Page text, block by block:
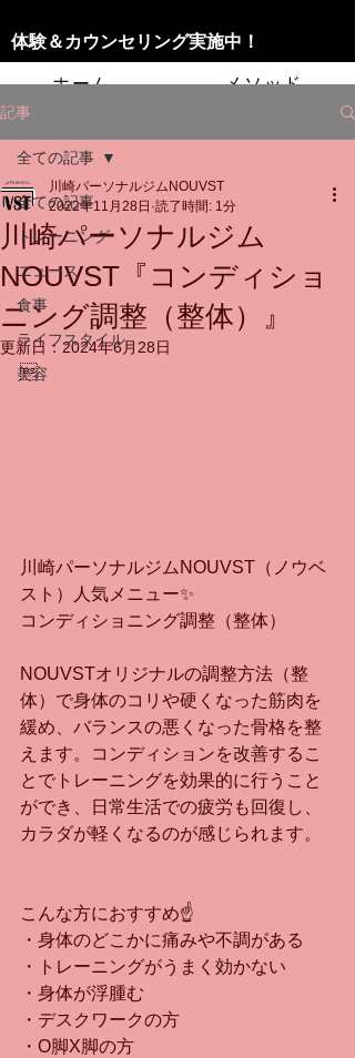
​​​体験＆カウンセリング実施中！
ホーム メソッド
トレーニングの流れ 施設
スタッフ よくある質問 料金
お問い合わせ
記事
全ての記事
トレーニング
ニュース
食事
ライフスタイル
美容
全ての記事
川崎パーソナルジム
NOUVST『コンディショ
ニング調整（整体）』
川崎パーソナルジムNOUVST
2022年11月28日 読了時間: 1分
更新日： 2024年6月28日

川崎パーソナルジムNOUVST（ノウベ
スト）人気メニュー✨
コンディショニング調整（整体）
NOUVSTオリジナルの調整方法（整
体）で身体のコリや硬くなった筋肉を
緩め、バランスの悪くなった骨格を整
えます。コンディションを改善するこ
とでトレーニングを効果的に行うこと
ができ、日常生活での疲労も回復し、
カラダが軽くなるのが感じられます。
こんな方におすすめ☝️
・身体のどこかに痛みや不調がある
・トレーニングがうまく効かない
・身体が浮腫む
・デスクワークの方
・O脚X脚の方